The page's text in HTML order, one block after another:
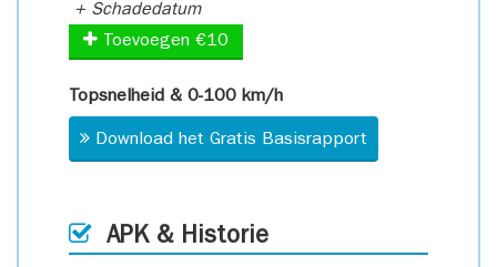
+ Schadedatum
Toevoegen €10
Topsnelheid & 0-100 km/h
Download het Gratis Basisrapport
APK & Historie